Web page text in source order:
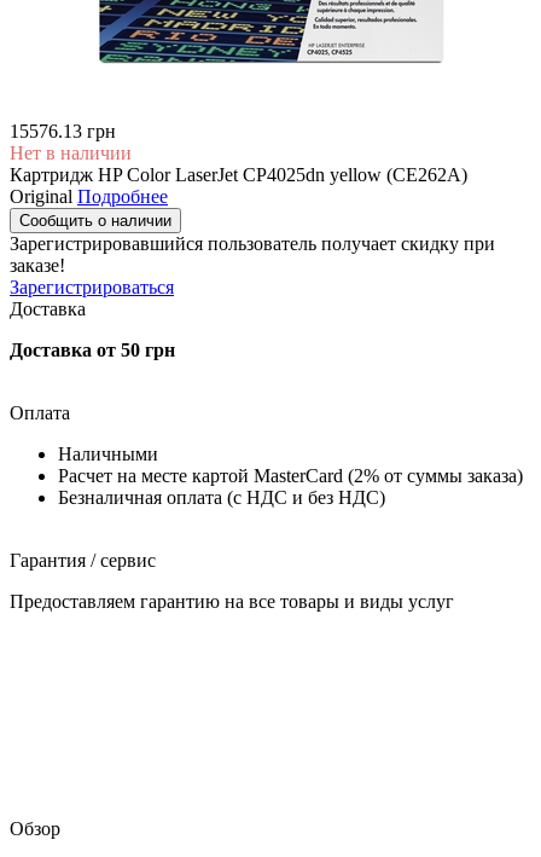
15576.13 грн
Нет в наличии
Картридж HP Color LaserJet CP4025dn yellow (CE262A)
Original Подробнее
Сообщить о наличии
Зарегистрировавшийся пользователь получает скидку при
заказе!
Зарегистрироваться
Доставка
Доставка от 50 грн
Оплата
Наличными
Расчет на месте картой MasterCard (2% от суммы заказа)
Безналичная оплата (с НДС и без НДС)
Гарантия / сервис
Предоставляем гарантию на все товары и виды услуг
Обзор